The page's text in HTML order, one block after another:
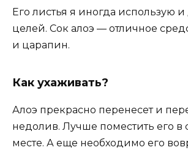
Его листья я иногда использую
целей. Сок алоэ — отличное
и царапин.
Как ухаживать?
Алоэ прекрасно перенесет и
недолив. Лучше поместить его в
месте. А еще необходимо его